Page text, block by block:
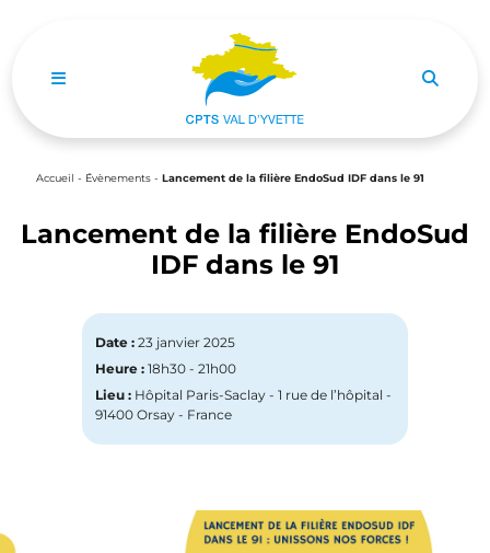
Ouvrir le menu de navigation mobile
Accueil - Évènements - Lancement de la filière EndoSud IDF dans le 91
Lancement de la filière EndoSud
IDF dans le 91
Date : 23 janvier 2025
Heure : 18h30 - 21h00
Lieu : Hôpital Paris-Saclay - 1 rue de l’hôpital -
91400 Orsay - France